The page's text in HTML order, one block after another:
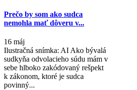
Prečo by som ako sudca
nemohla mať dôveru v...
16 máj
Ilustračná snímka: AI Ako bývalá
sudkyňa odvolacieho súdu mám v
sebe hlboko zakódovaný rešpekt
k zákonom, ktoré je sudca
povinný...